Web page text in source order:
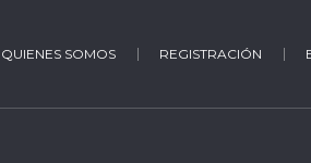
QUIENES SOMOS REGISTRACIÓN